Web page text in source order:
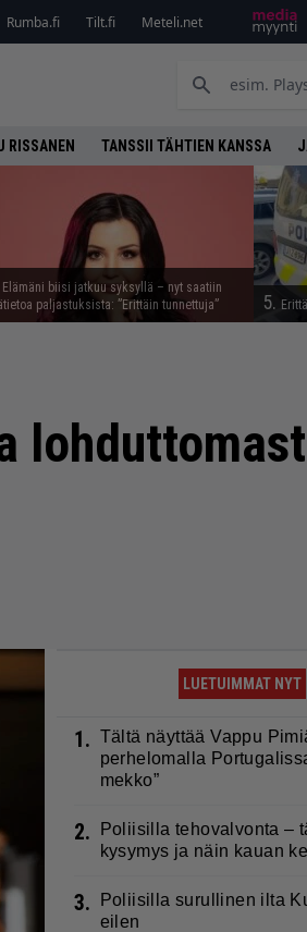
Rumba.fi Tilt.fi Meteli.net
RISSANEN TANSSII TÄHTIEN KANSSA
Elämäni biisi jatkuu syksyllä – nyt saatiin
paljastuksista: ”Erittäin tunnettuja”
5.
LUETUIMMAT NYT
1. Tältä näyttää Vappu
perhelomalla
mekko”
2.
Poliisilla tehovalvonta –
kysymys ja näin kauan
3.
Poliisilla surullinen ilta
eilen